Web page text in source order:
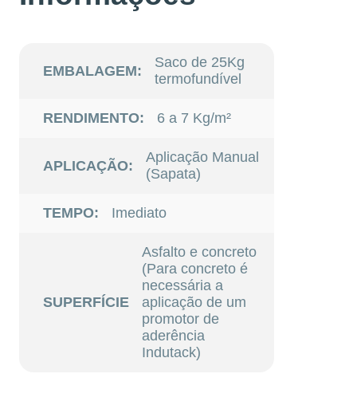
EMBALAGEM:
Saco de 25Kg
termofundível
RENDIMENTO: 6 a 7 Kg/m²
APLICAÇÃO:
Aplicação Manual
(Sapata)
TEMPO: Imediato
SUPERFÍCIE
Asfalto e concreto
(Para concreto é
necessária a
aplicação de um
promotor de
aderência
Indutack)